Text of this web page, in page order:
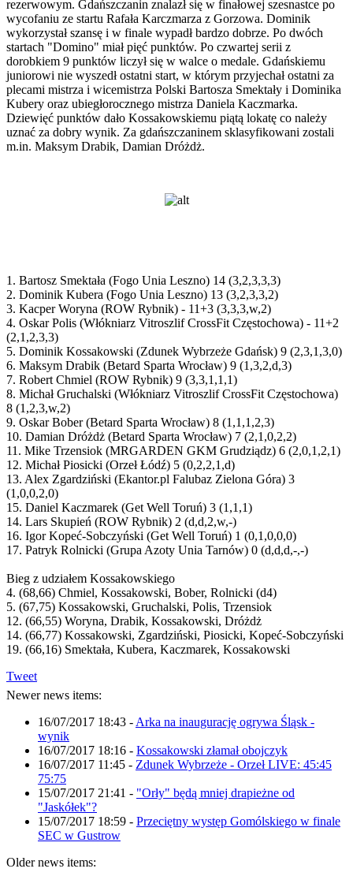
rezerwowym. Gdańszczanin znalazł się w finałowej szesnastce po
wycofaniu ze startu Rafała Karczmarza z Gorzowa. Dominik
wykorzystał szansę i w finale wypadł bardzo dobrze. Po dwóch
startach "Domino" miał pięć punktów. Po czwartej serii z
dorobkiem 9 punktów liczył się w walce o medale. Gdańskiemu
juniorowi nie wyszedł ostatni start, w którym przyjechał ostatni za
plecami mistrza i wicemistrza Polski Bartosza Smektały i Dominika
Kubery oraz ubiegłorocznego mistrza Daniela Kaczmarka.
Dziewięć punktów dało Kossakowskiemu piątą lokatę co należy
uznać za dobry wynik. Za gdańszczaninem sklasyfikowani zostali
m.in. Maksym Drabik, Damian Dróżdż.
1. Bartosz Smektała (Fogo Unia Leszno) 14 (3,2,3,3,3)
2. Dominik Kubera (Fogo Unia Leszno) 13 (3,2,3,3,2)
3. Kacper Woryna (ROW Rybnik) - 11+3 (3,3,3,w,2)
4. Oskar Polis (Włókniarz Vitroszlif CrossFit Częstochowa) - 11+2
(2,1,2,3,3)
5. Dominik Kossakowski (Zdunek Wybrzeże Gdańsk) 9 (2,3,1,3,0)
6. Maksym Drabik (Betard Sparta Wrocław) 9 (1,3,2,d,3)
7. Robert Chmiel (ROW Rybnik) 9 (3,3,1,1,1)
8. Michał Gruchalski (Włókniarz Vitroszlif CrossFit Częstochowa)
8 (1,2,3,w,2)
9. Oskar Bober (Betard Sparta Wrocław) 8 (1,1,1,2,3)
10. Damian Dróżdż (Betard Sparta Wrocław) 7 (2,1,0,2,2)
11. Mike Trzensiok (MRGARDEN GKM Grudziądz) 6 (2,0,1,2,1)
12. Michał Piosicki (Orzeł Łódź) 5 (0,2,2,1,d)
13. Alex Zgardziński (Ekantor.pl Falubaz Zielona Góra) 3
(1,0,0,2,0)
15. Daniel Kaczmarek (Get Well Toruń) 3 (1,1,1)
14. Lars Skupień (ROW Rybnik) 2 (d,d,2,w,-)
16. Igor Kopeć-Sobczyński (Get Well Toruń) 1 (0,1,0,0,0)
17. Patryk Rolnicki (Grupa Azoty Unia Tarnów) 0 (d,d,d,-,-)
Bieg z udziałem Kossakowskiego
4. (68,66) Chmiel, Kossakowski, Bober, Rolnicki (d4)
5. (67,75) Kossakowski, Gruchalski, Polis, Trzensiok
12. (66,55) Woryna, Drabik, Kossakowski, Dróżdż
14. (66,77) Kossakowski, Zgardziński, Piosicki, Kopeć-Sobczyński
19. (66,16) Smektała, Kubera, Kaczmarek, Kossakowski
Tweet
Newer news items:
16/07/2017 18:43 - Arka na inaugurację ogrywa Śląsk -
wynik
16/07/2017 18:16 - Kossakowski złamał obojczyk
16/07/2017 11:45 - Zdunek Wybrzeże - Orzeł LIVE: 45:45
75:75
15/07/2017 21:41 - "Orły" będą mniej drapieżne od
"Jaskółek"?
15/07/2017 18:59 - Przeciętny występ Gomólskiego w finale
SEC w Gustrow
Older news items: